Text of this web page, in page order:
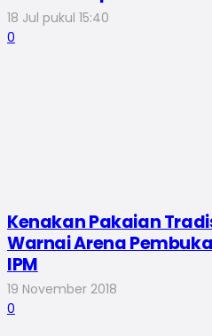
18 Jul pukul 15:40
0
Kenakan Pakaian
Warnai Arena
IPM
19 November 2018
0